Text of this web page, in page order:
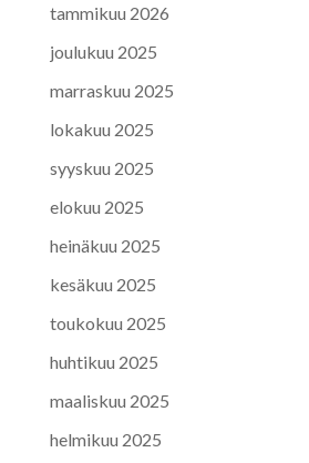
tammikuu 2026
joulukuu 2025
marraskuu 2025
lokakuu 2025
syyskuu 2025
elokuu 2025
heinäkuu 2025
kesäkuu 2025
toukokuu 2025
huhtikuu 2025
maaliskuu 2025
helmikuu 2025